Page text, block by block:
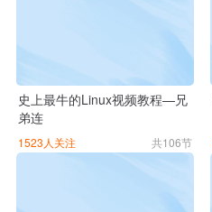
史上最牛的Linux视频教程—兄
弟连
1523人关注 共106节